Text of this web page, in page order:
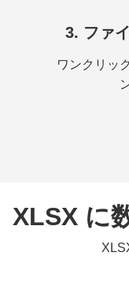
3. ファ
ワンクリッ
XLSX に